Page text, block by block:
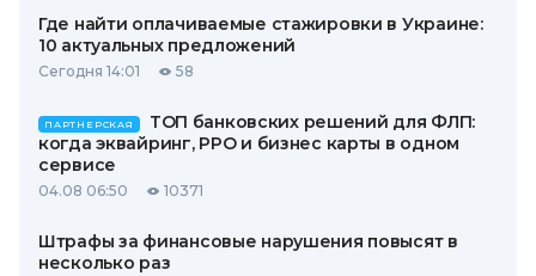
Где найти оплачиваемые стажировки в Украине:
10 актуальных предложений
Сегодня 14:01 58
ПАРТНЕРСКАЯ
ТОП банковских решений для ФЛП:
когда эквайринг, РРО и бизнес карты в одном
сервисе
04.08 06:50 10371
Штрафы за финансовые нарушения повысят в
несколько раз